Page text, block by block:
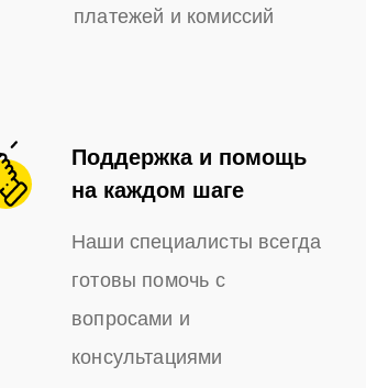
платежей и комиссий
Поддержка и помощь
на каждом шаге
Наши специалисты всегда
готовы помочь с
вопросами и
консультациями